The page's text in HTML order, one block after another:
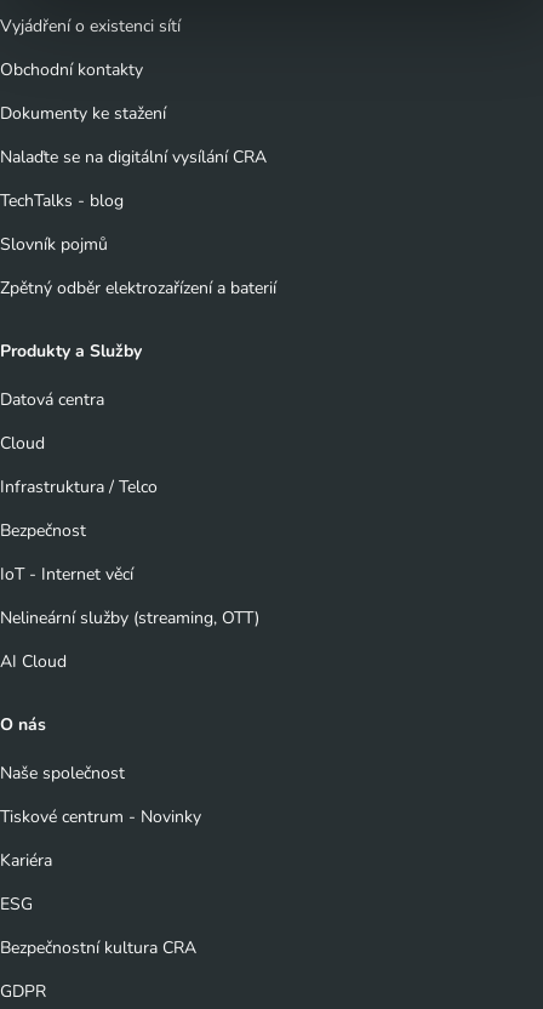
Vyjádření o existenci sítí
Obchodní kontakty
Dokumenty ke stažení
Nalaďte se na digitální vysílání CRA
TechTalks - blog
Slovník pojmů
Zpětný odběr elektrozařízení a baterií
Produkty a Služby
Datová centra
Cloud
Infrastruktura / Telco
Bezpečnost
IoT - Internet věcí
Nelineární služby (streaming, OTT)
AI Cloud
O nás
Naše společnost
Tiskové centrum - Novinky
Kariéra
ESG
Bezpečnostní kultura CRA
GDPR